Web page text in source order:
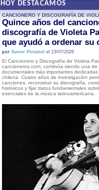
HOY DESTACAMOS
CANCIONERO Y DISCOGRAFÍA DE
Quince años del
discografía de Violeta
que ayudó a ordenar su
por Xavier Pintanel el 13/07/2026
El Cancionero y Discografía de Violeta
cancioneros.com, continúa siendo una de
documentales más importantes
chilena. Cuatro años de investigación
canciones, reconstruir su discografía,
históricos y fijar datos fundamentales
esenciales de la música latinoamericana.